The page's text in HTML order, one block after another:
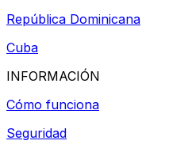
República Dominicana
Cuba
INFORMACIÓN
Cómo funciona
Seguridad